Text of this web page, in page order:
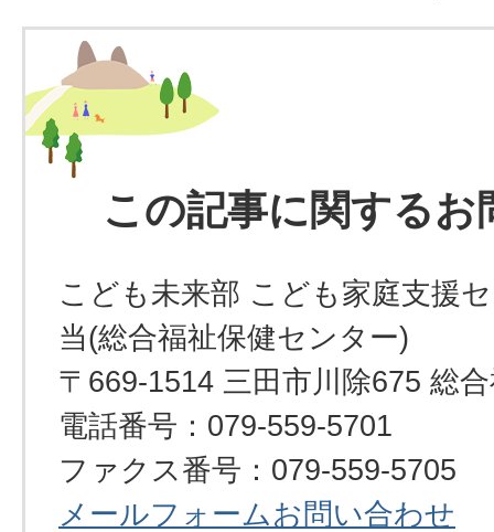
この記事に関するお
こども未来部 こども家庭支援
当(総合福祉保健センター)
〒669-1514 三田市川除675 総
電話番号：079-559-5701
ファクス番号：079-559-5705
メールフォームお問い合わせ